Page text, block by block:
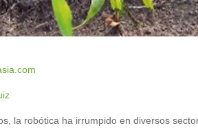
la robótica ha irrumpido en diversos